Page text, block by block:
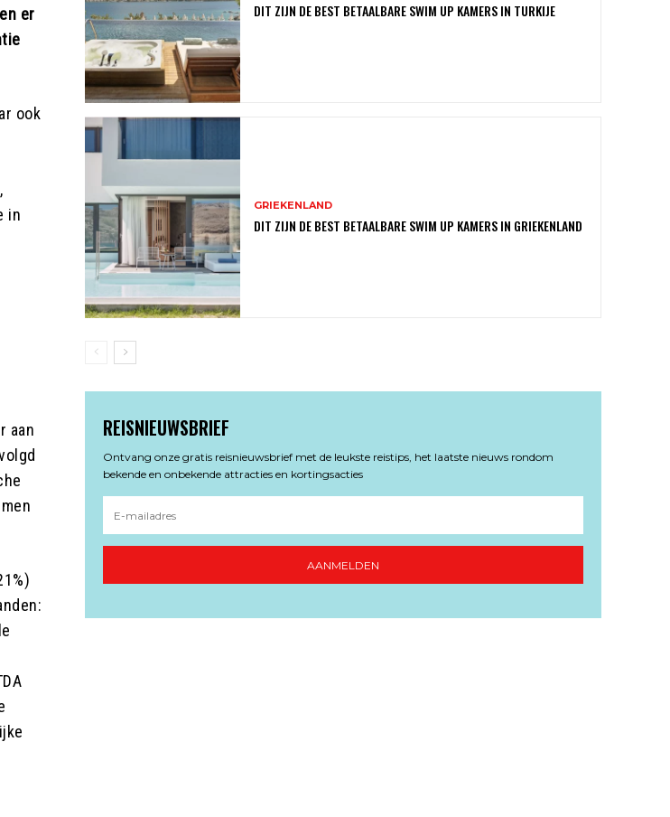
er
ook
in
aan
DIT ZIJN DE BEST BETAALBARE SWIM UP KAMERS IN TURKIJE
GRIEKENLAND
DIT ZIJN DE BEST BETAALBARE SWIM UP KAMERS IN GRIEKENLAND
REISNIEUWSBRIEF
Ontvang onze gratis reisnieuwsbrief met de leukste reistips, het laatste nieuws rondom
bekende en onbekende attracties en kortingsacties
AANMELDEN